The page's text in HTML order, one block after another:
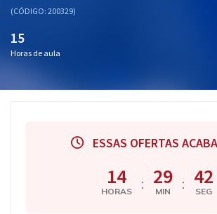
(CÓDIGO: 200329)
15
Horas de aula
ESSAS OFERTAS
14
HORAS : 29
MIN : 41
SEG